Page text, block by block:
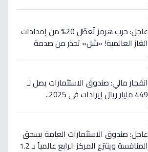
عاجل: حرب هرمز تُعطّل 20% من إمدادات
الغاز العالمية! «شل» تحذر من صدمة
انفجار مالي: صندوق الاستثمارات يصل لـ
449 مليار ريال إيرادات في 2025..
عاجل: صندوق الاستثمارات العامة يسحق
المنافسة وينتزع المركز الرابع عالمياً بـ 1.2